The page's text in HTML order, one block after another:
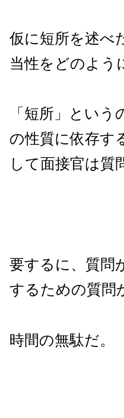
仮に短所を述べ
当性をどのよう
「短所」とい
の性質に依存す
して面接官は質
要するに、質問
するための質問
時間の無駄だ。